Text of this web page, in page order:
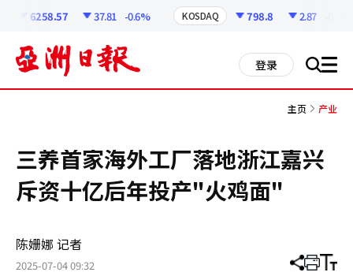
6258.57 37.81 -0.6% KOSDAQ 798.8 2.87
登录 搜 all
主页 产业
三养首家海外工厂落地浙江嘉兴
斥资十亿后年投产"火鸡面"
陈姗娜 记者
2025-07-04 09:32 分 打 调